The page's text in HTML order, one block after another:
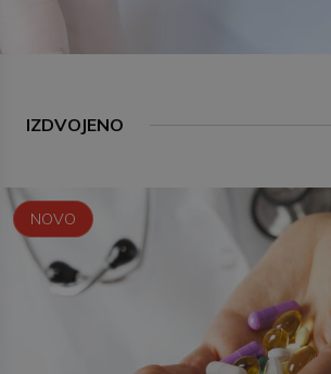
IZDVOJENO
NOVO